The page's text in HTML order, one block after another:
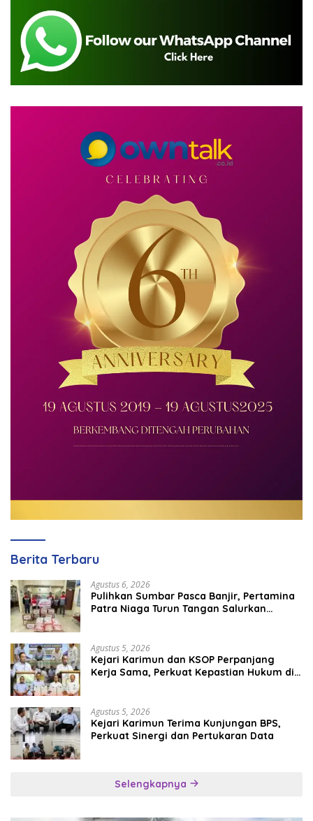
Berita Terbaru
Agustus 6, 2026
Pulihkan Sumbar Pasca Banjir, Pertamina
Patra Niaga Turun Tangan Salurkan
Agustus 5, 2026
Kejari Karimun dan KSOP Perpanjang
Kerja Sama, Perkuat Kepastian Hukum di
Agustus 5, 2026
Kejari Karimun Terima Kunjungan BPS,
Perkuat Sinergi dan Pertukaran Data
Selengkapnya